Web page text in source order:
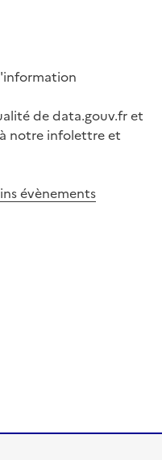
de data.gouv.fr et
notre infolettre et
évènements